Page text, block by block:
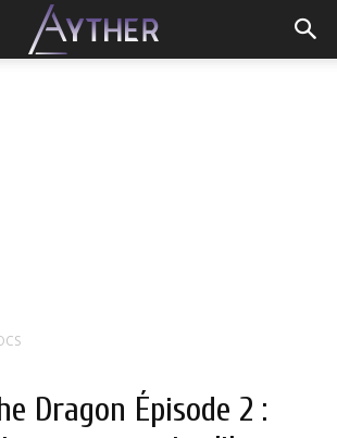
Dragon Épisode 2 :